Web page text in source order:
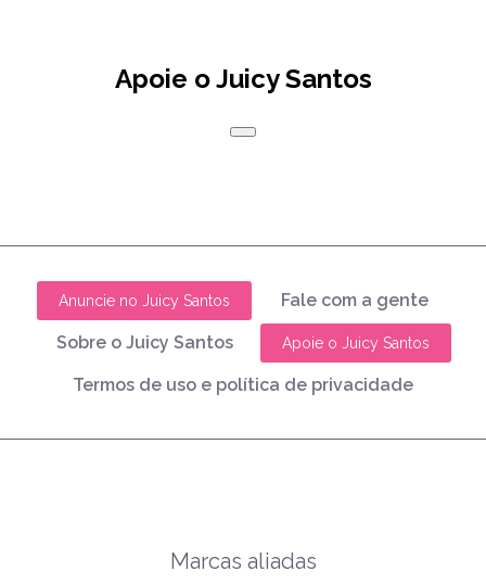
Apoie o Juicy Santos
Anuncie no Juicy Santos Fale com a gente
Sobre o Juicy Santos Apoie o Juicy Santos
Termos de uso e política de privacidade
Marcas aliadas